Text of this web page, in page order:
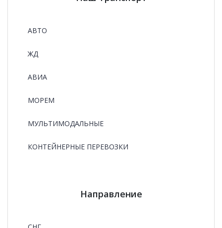
АВТО
ЖД
АВИА
МОРЕМ
МУЛЬТИМОДАЛЬНЫЕ
КОНТЕЙНЕРНЫЕ ПЕРЕВОЗКИ
Направление